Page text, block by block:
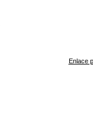
Enlace